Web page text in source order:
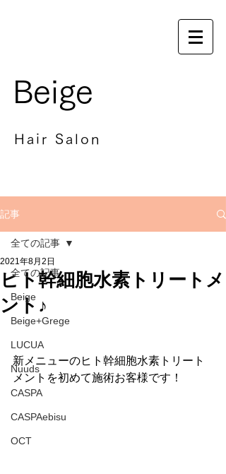
Beige
Hair Salon
記事
全ての記事
Beige
Beige+Grege
LUCUA
Nuuds
CASPA
CASPAebisu
OCT
全ての記事
ヒト幹細胞水素トリートメ
ント♪
2021年8月2日
新メニューのヒト幹細胞水素トリート
メントを初めて施術お客様です！